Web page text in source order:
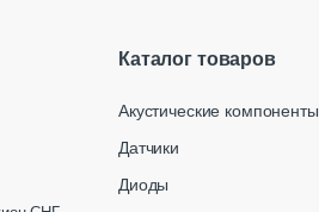
Каталог товаров
Акустические компоненты
Датчики
Диоды